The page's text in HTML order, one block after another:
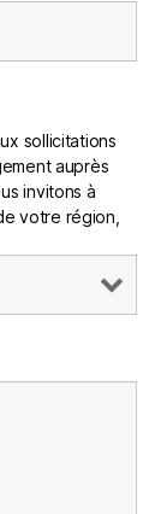
sollicitations
auprès
invitons à
votre région,